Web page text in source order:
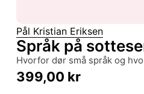
Pål Kristian Eriksen
Språk på
hvorfor dør små språk og
399,00 kr